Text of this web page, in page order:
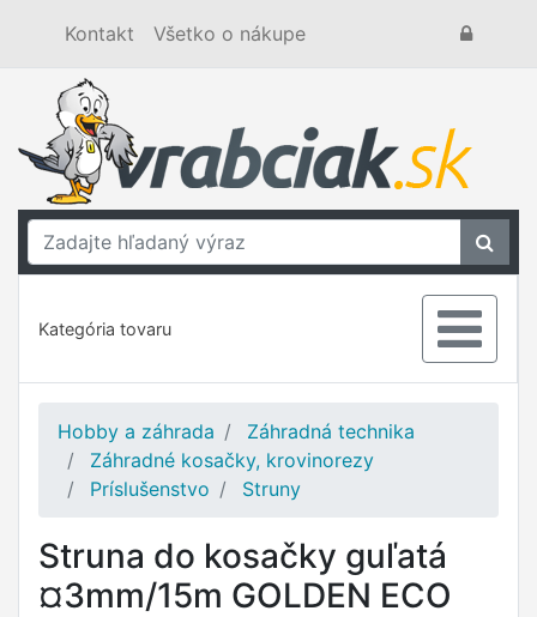
Kontakt Všetko o nákupe
Kategória tovaru
Hobby a záhrada
Záhradná technika
Záhradné kosačky, krovinorezy
Príslušenstvo
Struny
Struna do kosačky guľatá
¤3mm/15m GOLDEN ECO